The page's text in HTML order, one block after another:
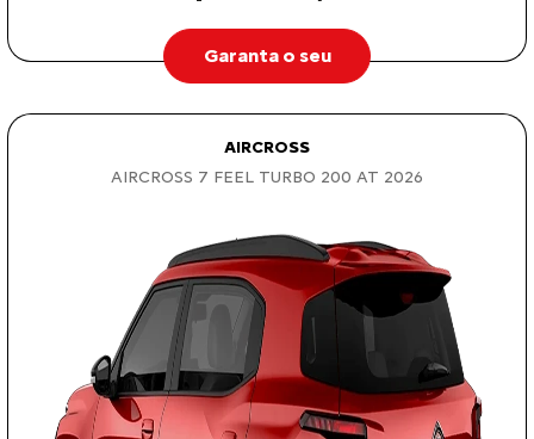
Garanta o seu
AIRCROSS
AIRCROSS 7 FEEL TURBO 200 AT 2026